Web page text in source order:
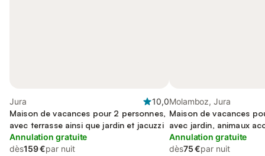
Jura
10,0
Maison de vacances pour 2 personnes,
avec terrasse ainsi que jardin et jacuzzi
Annulation gratuite
dès159 €par nuit
Molamboz, Jura
Maison de vacances
avec jardin, animaux
Annulation gratuite
dès75 €par nuit